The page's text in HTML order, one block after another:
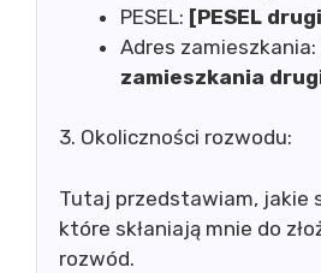
PESEL: [PESEL
Adres zamieszkania:
zamieszkania
3. Okoliczności rozwodu:
Tutaj przedstawiam, jakie
które skłaniają mnie do
rozwód.